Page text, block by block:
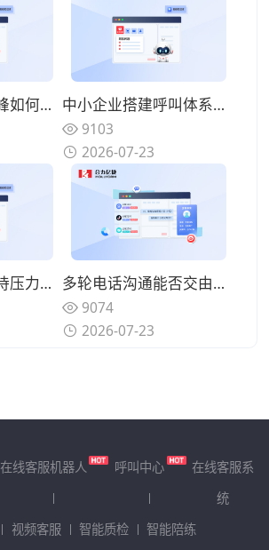
客户来电咨询高峰如何分流疏导，AI语音机器人可以承接哪些咨询业务？ 中小企业搭建呼叫体系怎样控制投入？轻量化AI语音机器人该如何部署？
9103
2026-07-23
人工坐席重复接待压力如何缓解？AI语音机器人如何构建人机协同体系？ 多轮电话沟通能否交由系统完成？优质AI语音机器人具备哪些特征？
9074
2026-07-23
在线客服机器人 呼叫中心
在线客服系
统
视频客服 智能质检
智能陪练